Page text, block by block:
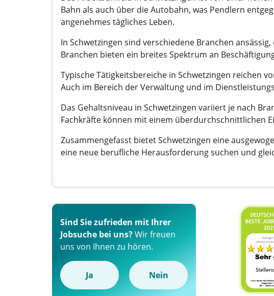
Bahn als auch über die Autobahn, was Pendlern
angenehmes tägliches Leben.
In Schwetzingen sind verschiedene Branchen
Branchen bieten ein breites Spektrum an
Typische Tätigkeitsbereiche in Schwetzingen reichen
Auch im Bereich der Verwaltung und im
Das Gehaltsniveau in Schwetzingen variiert je nach
Fachkräfte können mit einem überdurchschnittlichen
Zusammengefasst bietet Schwetzingen eine
eine neue berufliche Herausforderung suchen und
Sind Sie zufrieden mit Ihrer
Jobsuche bei uns?Wir freuen
uns von Ihnen zu hören.
Ja Nein